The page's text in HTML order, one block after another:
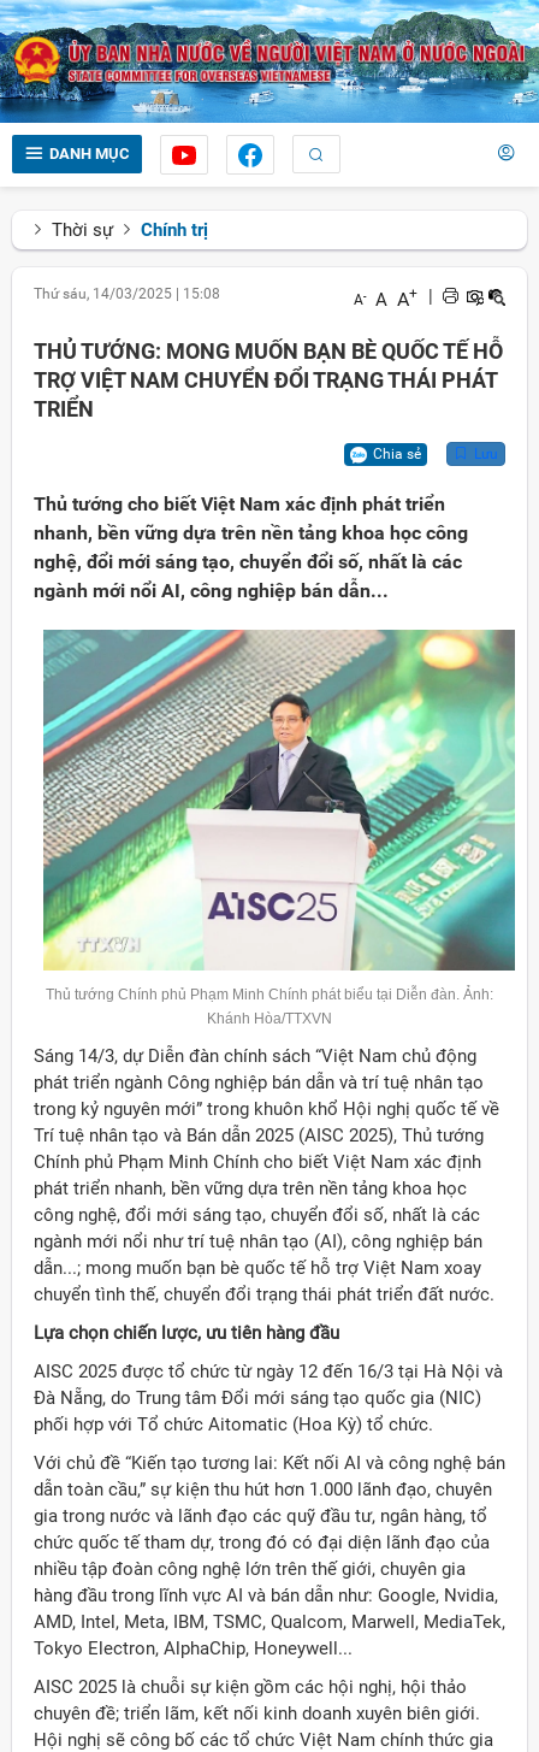
DANH MỤC
Việt Nam ở nước ngoài
Thời sự Chính trị
Thứ sáu, 14/03/2025 15:08 A- A A+ |
THỦ TƯỚNG: MONG MUỐN BẠN BÈ QUỐC TẾ HỖ
TRỢ VIỆT NAM CHUYỂN ĐỔI TRẠNG THÁI PHÁT
TRIỂN
Chia sẻ Lưu
Thủ tướng cho biết Việt Nam xác định phát triển
nhanh, bền vững dựa trên nền tảng khoa học công
nghệ, đổi mới sáng tạo, chuyển đổi số, nhất là các
ngành mới nổi AI, công nghiệp bán dẫn...
Thủ tướng Chính phủ Phạm Minh Chính phát biểu tại Diễn đàn. Ảnh:
Khánh Hòa/TTXVN
Sáng 14/3, dự Diễn đàn chính sách “Việt Nam chủ động
phát triển ngành Công nghiệp bán dẫn và trí tuệ nhân tạo
trong kỷ nguyên mới” trong khuôn khổ Hội nghị quốc tế về
Trí tuệ nhân tạo và Bán dẫn 2025 (AISC 2025), Thủ tướng
Chính phủ Phạm Minh Chính cho biết Việt Nam xác định
phát triển nhanh, bền vững dựa trên nền tảng khoa học
công nghệ, đổi mới sáng tạo, chuyển đổi số, nhất là các
ngành mới nổi như trí tuệ nhân tạo (AI), công nghiệp bán
dẫn...; mong muốn bạn bè quốc tế hỗ trợ Việt Nam xoay
chuyển tình thế, chuyển đổi trạng thái phát triển đất nước.
Lựa chọn chiến lược, ưu tiên hàng đầu
AISC 2025 được tổ chức từ ngày 12 đến 16/3 tại Hà Nội và
Đà Nẵng, do Trung tâm Đổi mới sáng tạo quốc gia (NIC)
phối hợp với Tổ chức Aitomatic (Hoa Kỳ) tổ chức.
Với chủ đề “Kiến tạo tương lai: Kết nối AI và công nghệ bán
dẫn toàn cầu,” sự kiện thu hút hơn 1.000 lãnh đạo, chuyên
gia trong nước và lãnh đạo các quỹ đầu tư, ngân hàng, tổ
chức quốc tế tham dự, trong đó có đại diện lãnh đạo của
nhiều tập đoàn công nghệ lớn trên thế giới, chuyên gia
hàng đầu trong lĩnh vực AI và bán dẫn như: Google, Nvidia,
AMD, Intel, Meta, IBM, TSMC, Qualcom, Marwell, MediaTek,
Tokyo Electron, AlphaChip, Honeywell...
AISC 2025 là chuỗi sự kiện gồm các hội nghị, hội thảo
chuyên đề; triển lãm, kết nối kinh doanh xuyên biên giới.
Hội nghị sẽ công bố các tổ chức Việt Nam chính thức gia